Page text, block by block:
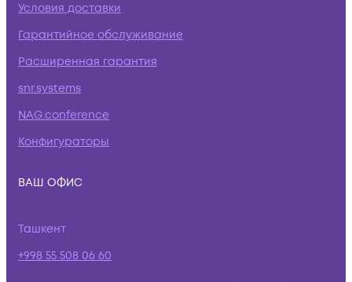
Условия доставки
Гарантийное обслуживание
Расширенная гарантия
snr.systems
NAG.conference
Конфигураторы
ВАШ ОФИС
Ташкент
+998 55 508 06 60